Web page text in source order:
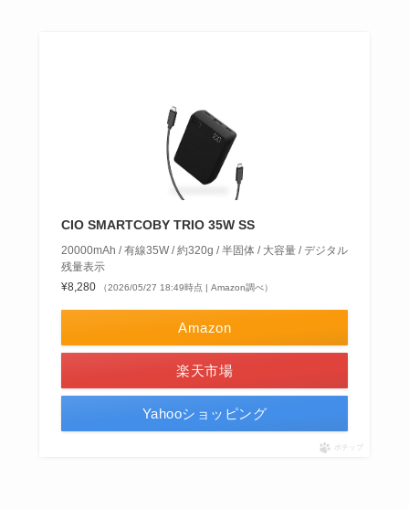
CIO SMARTCOBY TRIO 35W SS
20000mAh / 有線35W / 約320g / 半固体 / 大容量 / デジタル
残量表示
¥8,280
（2026/05/27 18:49時点 | Amazon調べ）
Amazon
楽天市場
Yahooショッピング
ポチップ